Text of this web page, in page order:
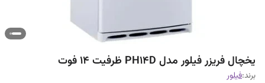
یخچال فریزر فیلور مدل PH14D ظرفیت ۱۴ فوت
برند:فیلور